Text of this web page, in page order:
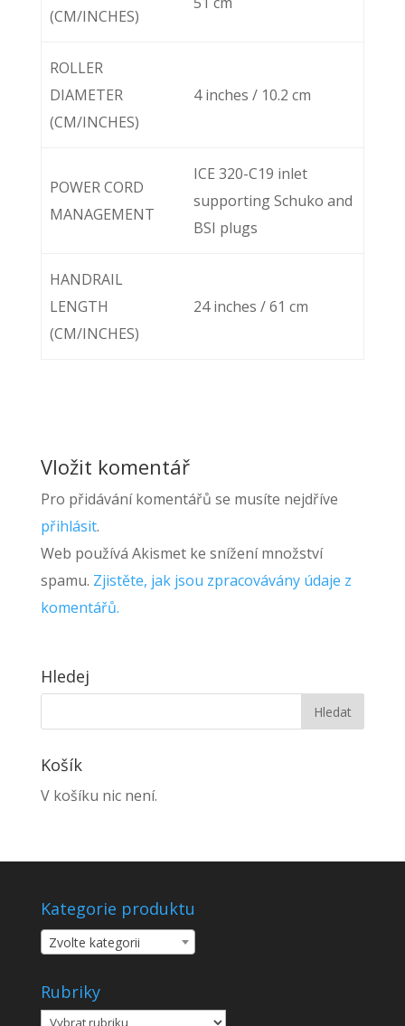
(CM/INCHES)
ROLLER
DIAMETER
(CM/INCHES)
4 inches / 10.2 cm
POWER CORD
MANAGEMENT
ICE 320-C19 inlet
supporting Schuko and
BSI plugs
HANDRAIL
LENGTH
(CM/INCHES)
24 inches / 61 cm
Vložit komentář
Pro přidávání komentářů se musíte nejdříve
přihlásit.
Web používá Akismet ke snížení množství
spamu. Zjistěte, jak jsou zpracovávány údaje z
komentářů.
Hledej
Košík
V košíku nic není.
Kategorie produktu
Zvolte kategorii
Rubriky
Rubriky